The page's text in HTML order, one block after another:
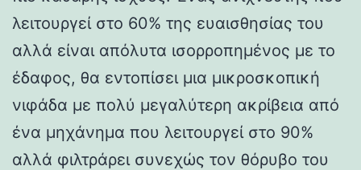
λειτουργεί στο 60% της ευαισθησίας του
αλλά είναι απόλυτα ισορροπημένος με το
έδαφος, θα εντοπίσει μια μικροσκοπική
νιφάδα με πολύ μεγαλύτερη ακρίβεια από
ένα μηχάνημα που λειτουργεί στο 90%
αλλά φιλτράρει συνεχώς τον θόρυβο του